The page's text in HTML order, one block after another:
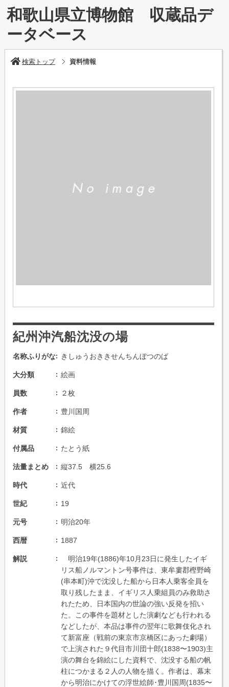
和歌山県立博物館 収蔵品デ
ータベース
検索トップ 資料情報
紀州沖汽船沈没の場
名称ふりがな きしゅうおききせんちんぼつのば
大分類 絵画
員数 ２枚
作者 豊川国周
材質 錦絵
付属品 たとう紙
法量まとめ 縦37.5 横25.6
時代 近代
世紀 19
元号 明治20年
西暦 1887
解説
明治19年(1886)年10月23日に発生したイギ
リス船ノルマントン号事件は、東牟婁郡樫野崎
(串本町)沖で沈没した船から日本人乗客全員を
取り残したまま、イギリス人乗組員のみ救助さ
れたため、日本国内の世論の強い反発を招い
た。この事件を題材とした演劇なども行われる
などしたが、本品は事件の翌年に歌舞伎化され
て新富座（戦前の東京市京橋区にあった劇場）
で上演された９代目市川団十郎(1838〜1903)主
演の舞台を錦絵にした資料で、沈没する船の帆
柱につかまる２人の人物を描く。作者は、幕末
から明治にかけての浮世絵師･豊川国周(1835〜